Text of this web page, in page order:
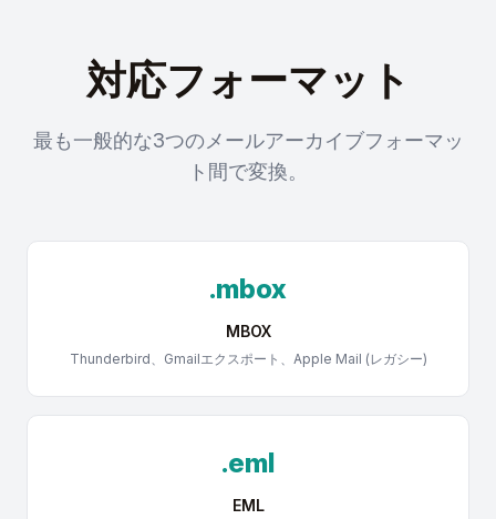
対応フォーマット
最も一般的な3つのメールアーカイブフォーマッ
ト間で変換。
.mbox
MBOX
Thunderbird、Gmailエクスポート、Apple Mail (レガシー)
.eml
EML